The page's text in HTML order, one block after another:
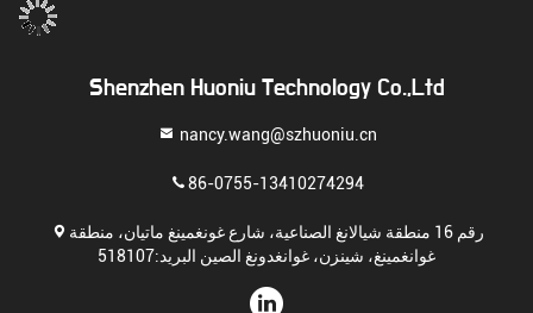
Shenzhen Huoniu Technology Co.,Ltd
nancy.wang@szhuoniu.cn
86-0755-13410274294
رقم 16 منطقة شيالانغ الصناعية، شارع غونغمينغ ماتيان، منطقة
غوانغمينغ، شينزن، غوانغدونغ الصين البريد:518107